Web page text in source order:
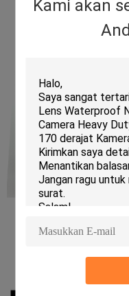
Kami akan